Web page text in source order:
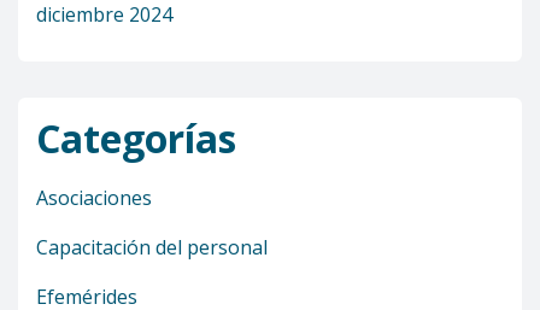
diciembre 2024
Categorías
Asociaciones
Capacitación del personal
Efemérides